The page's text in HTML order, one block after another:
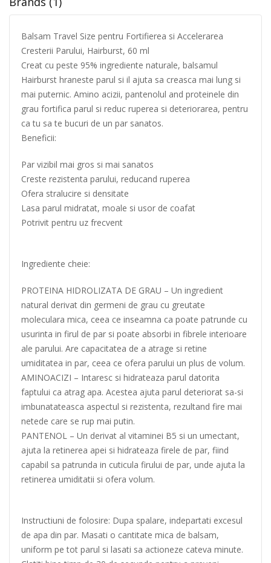
Balsam Travel Size pentru Fortifierea si Accelerarea
Cresterii Parului, Hairburst, 60 ml
Creat cu peste 95% ingrediente naturale, balsamul
Hairburst hraneste parul si il ajuta sa creasca mai lung si
mai puternic. Amino acizii, pantenolul and proteinele din
grau fortifica parul si reduc ruperea si deteriorarea, pentru
ca tu sa te bucuri de un par sanatos.
Beneficii:
Par vizibil mai gros si mai sanatos
Creste rezistenta parului, reducand ruperea
Ofera stralucire si densitate
Lasa parul midratat, moale si usor de coafat
Potrivit pentru uz frecvent
Ingrediente cheie:
PROTEINA HIDROLIZATA DE GRAU – Un ingredient
natural derivat din germeni de grau cu greutate
moleculara mica, ceea ce inseamna ca poate patrunde cu
usurinta in firul de par si poate absorbi in fibrele interioare
ale parului. Are capacitatea de a atrage si retine
umiditatea in par, ceea ce ofera parului un plus de volum.
AMINOACIZI – Intaresc si hidrateaza parul datorita
faptului ca atrag apa. Acestea ajuta parul deteriorat sa-si
imbunatateasca aspectul si rezistenta, rezultand fire mai
netede care se rup mai putin.
PANTENOL – Un derivat al vitaminei B5 si un umectant,
ajuta la retinerea apei si hidrateaza firele de par, fiind
capabil sa patrunda in cuticula firului de par, unde ajuta la
retinerea umiditatii si ofera volum.
Instructiuni de folosire: Dupa spalare, indepartati excesul
de apa din par. Masati o cantitate mica de balsam,
uniform pe tot parul si lasati sa actioneze cateva minute.